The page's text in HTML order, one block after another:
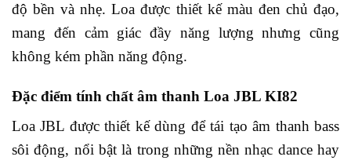
độ bền và nhẹ. Loa được thiết kế màu đen chủ đạo,
mang đến cảm giác đầy năng lượng nhưng cũng
không kém phần năng động.
Đặc điểm tính chất âm thanh Loa JBL KI82
Loa JBL được thiết kế dùng để tái tạo âm thanh bass
sôi động, nổi bật là trong những nền nhạc dance hay